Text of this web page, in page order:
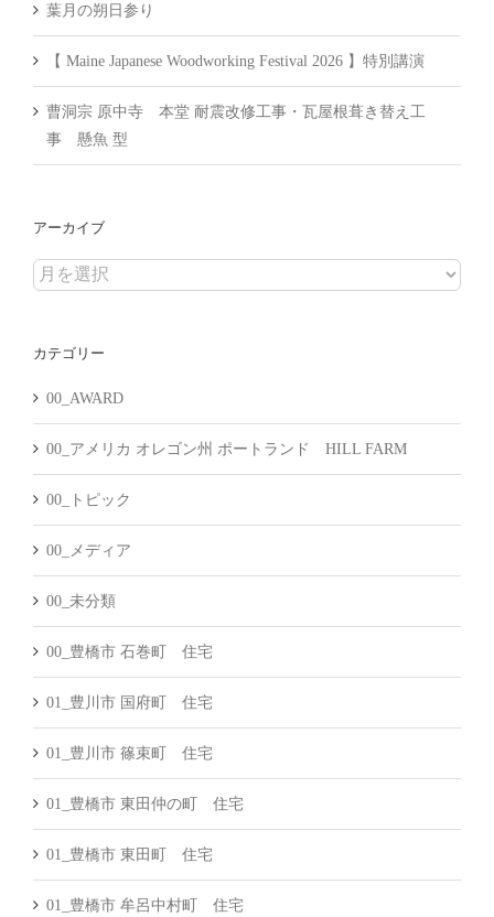
葉月の朔日参り
【 Maine Japanese Woodworking Festival 2026 】特別講演
曹洞宗 原中寺 本堂 耐震改修工事・瓦屋根葺き替え工
事 懸魚 型
アーカイブ
ア
イ
カテゴリー
00_AWARD
00_アメリカ オレゴン州 ポートランド HILL FARM
00_トピック
00_メディア
00_未分類
00_豊橋市 石巻町 住宅
01_豊川市 国府町 住宅
01_豊川市 篠束町 住宅
01_豊橋市 東田仲の町 住宅
01_豊橋市 東田町 住宅
01_豊橋市 牟呂中村町 住宅